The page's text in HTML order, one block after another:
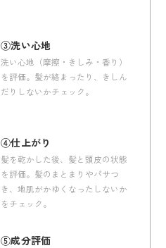
③洗い心地
洗い心地（摩擦・きしみ・香り）
を評価。髪が絡まったり、きしん
だりしないかチェック。
④仕上がり
髪を乾かした後、髪と頭皮の状態
を評価。髪のまとまりやパサつ
き、地肌がかゆくなったしないか
をチェック。
⑤成分評価